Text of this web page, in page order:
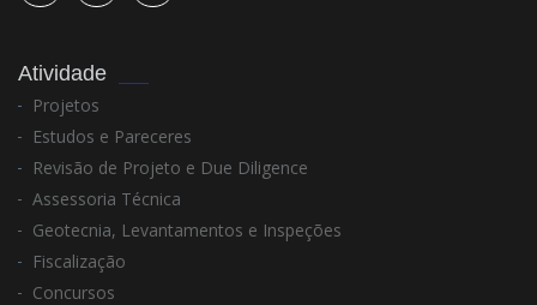
Atividade
Projetos
Estudos e Pareceres
Revisão de Projeto e Due Diligence
Assessoria Técnica
Geotecnia, Levantamentos e Inspeções
Fiscalização
Concursos